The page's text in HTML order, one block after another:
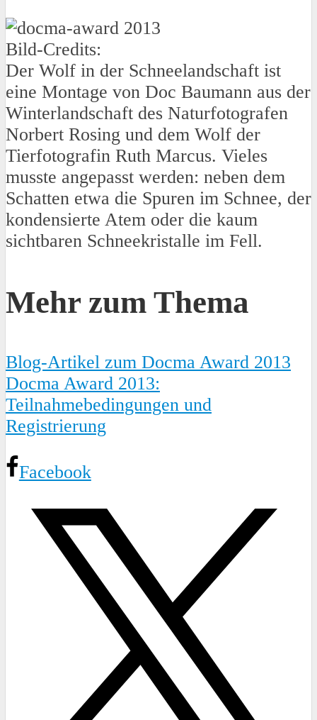
Bild-Credits:
Der Wolf in der Schneelandschaft ist
eine Montage von Doc Baumann aus der
Winterlandschaft des Naturfotografen
Norbert Rosing und dem Wolf der
Tierfotografin Ruth Marcus. Vieles
musste angepasst werden: neben dem
Schatten etwa die Spuren im Schnee, der
kondensierte Atem oder die kaum
sichtbaren Schneekristalle im Fell.
Mehr zum Thema
Blog-Artikel zum Docma Award 2013
Docma Award 2013:
Teilnahmebedingungen und
Registrierung
Facebook